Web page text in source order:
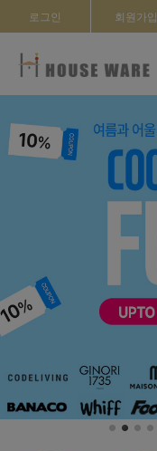
로그인 회원가입